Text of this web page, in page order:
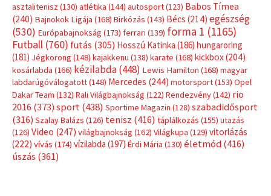
asztalitenisz (130) atlétika (144) autosport(123) Babos Tímea
(240) Bajnokok Ligája (168) Birkózás (143) Bécs (214) egészség
(530) Európabajnokság (173) ferrari (139) forma 1 (1165)
Futball (760) futás (305) Hosszú Katinka (186) hungaroring
(181) Jégkorong (148) kajakkenu (138) karate (168) kickbox(204)
kosárlabda (166) kézilabda(448) Lewis Hamilton (168) magyar
labdarúgóválogatott(148) Mercedes (244) motorsport(153) Opel
Dakar Team (132) Rali Világbajnokság (122) Rendezvény(142) rio
2016 (373) sport(438) Sportime Magazin (128) szabadidősport
(316) Szalay Balázs (126) tenisz (416) táplálkozás (155) utazás
(126) Video (247) világbajnokság (162) Világkupa (129) vitorlázás
(222) vívás (174) vízilabda (197) Érdi Mária (130) életmód(416)
úszás (361)